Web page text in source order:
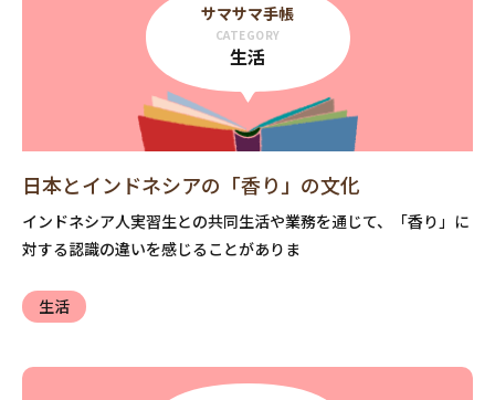
サマサマ手帳
CATEGORY
生活
日本とインドネシアの「香り」の文化
インドネシア人実習生との共同生活や業務を通じて、「香り」に
対する認識の違いを感じることがありま
生活